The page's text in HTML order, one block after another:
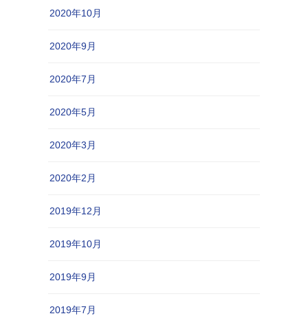
2020年10月
2020年9月
2020年7月
2020年5月
2020年3月
2020年2月
2019年12月
2019年10月
2019年9月
2019年7月